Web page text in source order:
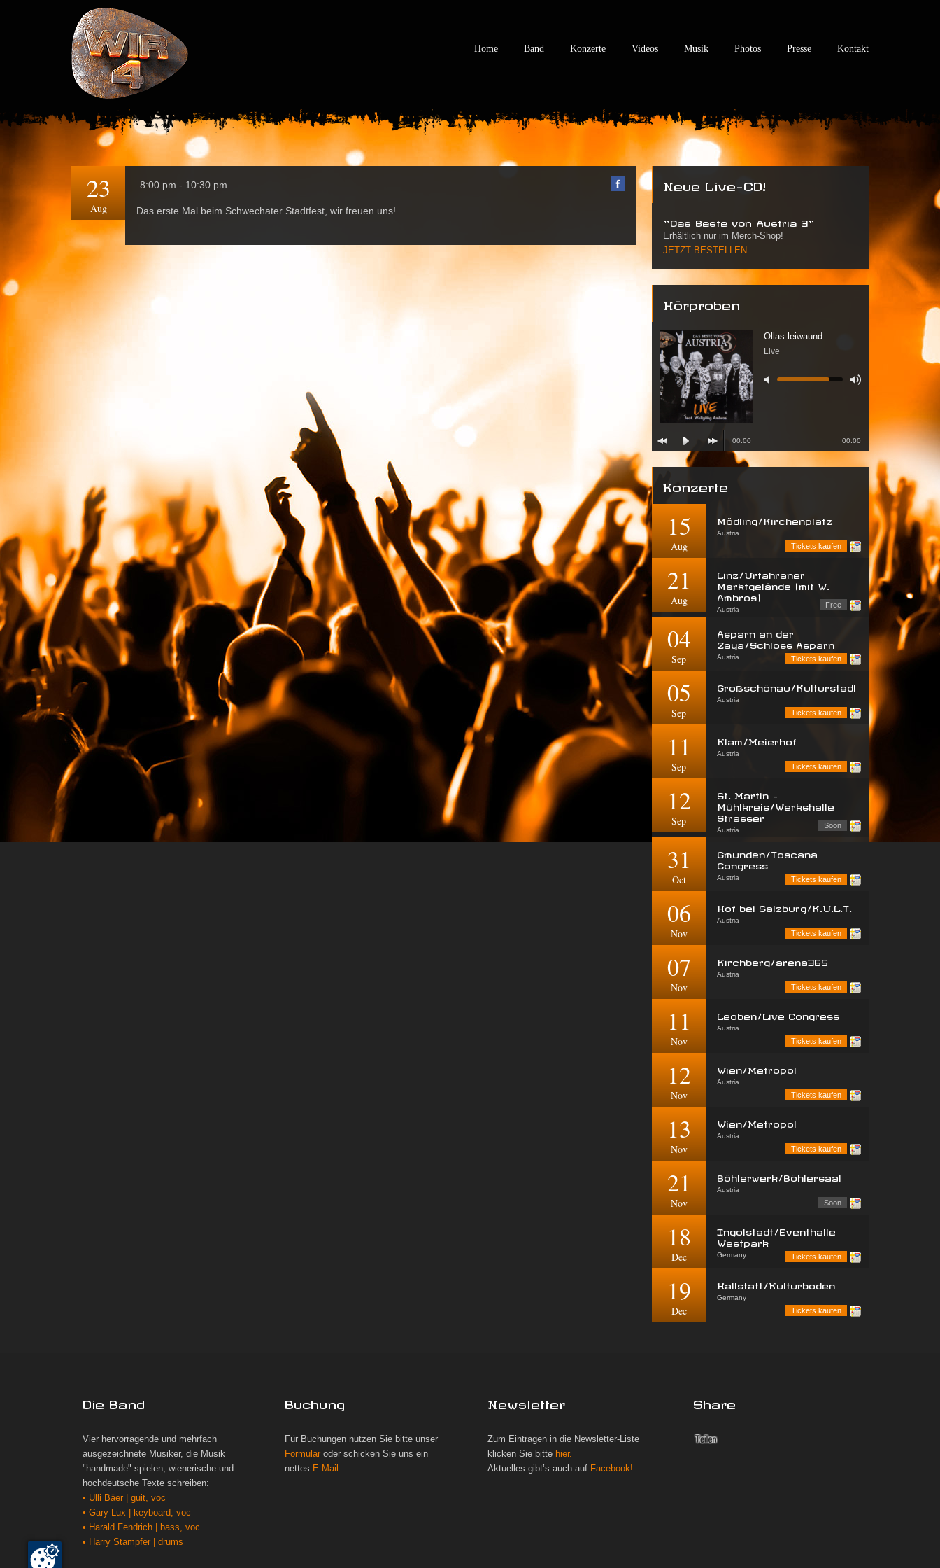
Home Band Konzerte Videos Musik Photos Presse Kontakt
23
Aug
8:00 pm - 10:30 pm
Das erste Mal beim Schwechater Stadtfest, wir freuen uns!
Neue Live-CD!
"Das Beste von Austria 3"
Erhältlich nur im Merch-Shop!
JETZT BESTELLEN
Hörproben
Ollas leiwaund
Live
00:00 00:00
Konzerte
15
Aug
Mödling/Kirchenplatz
Austria
Tickets kaufen
21
Aug
Linz/Urfahraner
Marktgelände (mit W.
Ambros)
Austria
Free
04
Sep
Asparn an der
Zaya/Schloss Asparn
Austria
Tickets kaufen
05
Sep
Großschönau/Kulturstadl
Austria
Tickets kaufen
11
Sep
Klam/Meierhof
Austria
Tickets kaufen
12
Sep
St. Martin -
Mühlkreis/Werkshalle
Strasser
Austria
Soon
31
Oct
Gmunden/Toscana
Congress
Austria
Tickets kaufen
06
Nov
Hof bei Salzburg/K.U.L.T.
Austria
Tickets kaufen
07
Nov
Kirchberg/arena365
Austria
Tickets kaufen
11
Nov
Leoben/Live Congress
Austria
Tickets kaufen
12
Nov
Wien/Metropol
Austria
Tickets kaufen
13
Nov
Wien/Metropol
Austria
Tickets kaufen
21
Nov
Böhlerwerk/Böhlersaal
Austria
Soon
18
Dec
Ingolstadt/Eventhalle
Westpark
Germany
Tickets kaufen
19
Dec
Hallstatt/Kulturboden
Germany
Tickets kaufen
Die Band
Vier hervorragende und mehrfach
ausgezeichnete Musiker, die Musik
"handmade" spielen, wienerische und
hochdeutsche Texte schreiben:
• Ulli Bäer | guit, voc
• Gary Lux | keyboard, voc
• Harald Fendrich | bass, voc
• Harry Stampfer | drums
Buchung
Für Buchungen nutzen Sie bitte unser
Formular oder schicken Sie uns ein
nettes E-Mail.
Newsletter
Zum Eintragen in die Newsletter-Liste
klicken Sie bitte hier.
Aktuelles gibt’s auch auf Facebook!
Share